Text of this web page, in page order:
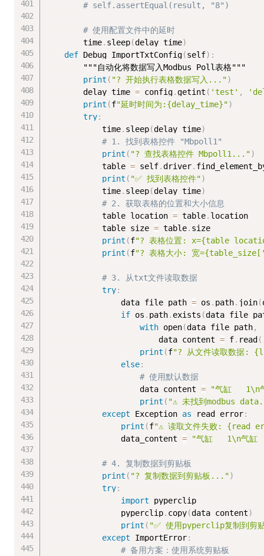
# self.assertEqual(result, "8")
# 使用配置文件中的延时
        time
. sleep(delay_time)
def Debug_ImportTxtConfig(self) :
"""自动化将数据写入Modbus Poll表格"""
print ( "? 开始执行表格数据写入...")
        delay_time
= config.getint ( 'test' ,
print (f"延时时间为:{delay_time}")
try:
            time
. sleep(delay_time)
# 1. 找到表格控件 "Mbpoll1"
print ( "? 查找表格控件 Mbpoll1...")
            table
= self.driver.
print ( "✅ 找到表格控件")
            time
. sleep(delay_time)
# 2. 获取表格的位置和大小信息
            table_location
= table. location
            table_size
= table. size
print (f"? 表格位置:
print (f"? 表格大小: 宽
# 3. 从txt文件读取数据
try:
                data_file_path
= os . path. join(
if os . path. exists (
with open(data_file_path,
                        data_content
= f. read (
print (f"? 从文件读取数据
else:
# 使用默认数据
                    data_content
=
"气缸   1\n
print ( "⚠️ 未找到
except Exception as read_error:
print (f"⚠️ 读取文件失败:
                data_content
= "气缸   1\n气
# 4. 复制数据到剪贴板
print ( "? 复制数据到剪贴板...")
try:
import pyperclip
                pyperclip
. copy(data_content)
print ( "✅ 使用pyperclip复制到剪
except ImportError:
# 备用方案：使用系统剪贴板